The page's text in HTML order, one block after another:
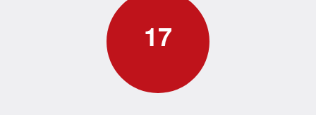
17